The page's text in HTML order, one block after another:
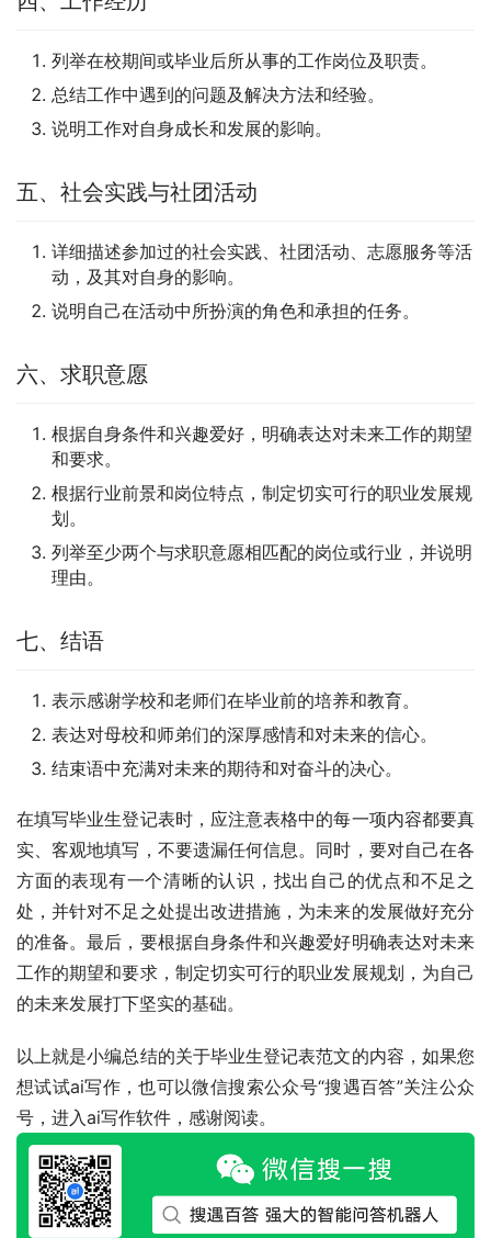
列举在校期间或毕业后所从事的工作岗位及职责。
总结工作中遇到的问题及解决方法和经验。
说明工作对自身成长和发展的影响。
五、社会实践与社团活动
详细描述参加过的社会实践、社团活动、志愿服务等活
动，及其对自身的影响。
说明自己在活动中所扮演的角色和承担的任务。
六、求职意愿
根据自身条件和兴趣爱好，明确表达对未来工作的期望
和要求。
根据行业前景和岗位特点，制定切实可行的职业发展规
划。
列举至少两个与求职意愿相匹配的岗位或行业，并说明
理由。
七、结语
表示感谢学校和老师们在毕业前的培养和教育。
表达对母校和师弟们的深厚感情和对未来的信心。
结束语中充满对未来的期待和对奋斗的决心。
在填写毕业生登记表时，应注意表格中的每一项内容都要真
实、客观地填写，不要遗漏任何信息。同时，要对自己在各
方面的表现有一个清晰的认识，找出自己的优点和不足之
处，并针对不足之处提出改进措施，为未来的发展做好充分
的准备。最后，要根据自身条件和兴趣爱好明确表达对未来
工作的期望和要求，制定切实可行的职业发展规划，为自己
的未来发展打下坚实的基础。
以上就是小编总结的关于毕业生登记表范文的内容，如果您
想试试ai写作，也可以微信搜索公众号“搜遇百答”关注公众
号，进入ai写作软件，感谢阅读。